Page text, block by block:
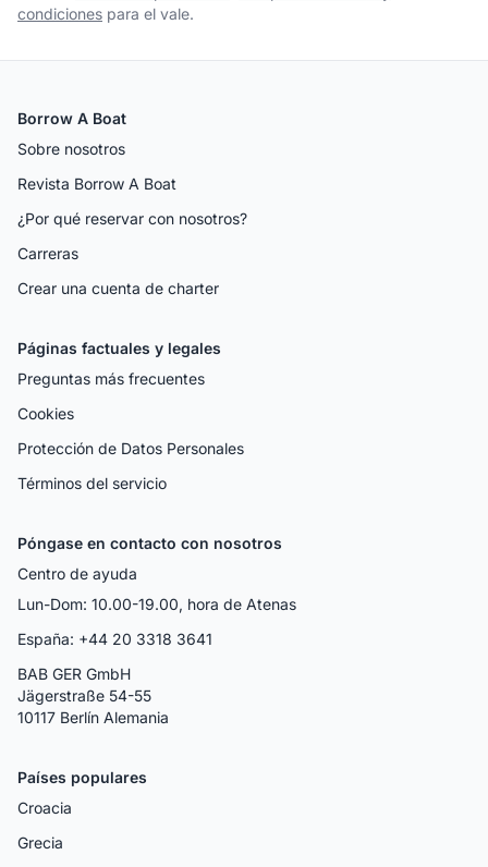
condiciones para el vale.
Borrow A Boat
Sobre nosotros
Revista Borrow A Boat
¿Por qué reservar con nosotros?
Carreras
Crear una cuenta de charter
Páginas factuales y legales
Preguntas más frecuentes
Cookies
Protección de Datos Personales
Términos del servicio
Póngase en contacto con nosotros
Centro de ayuda
Lun-Dom: 10.00-19.00, hora de Atenas
España: +44 20 3318 3641
BAB GER GmbH
Jägerstraße 54-55
10117 Berlín Alemania
Países populares
Croacia
Grecia